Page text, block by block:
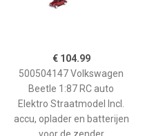
€ 104.99
500504147 Volkswagen
Beetle 1:87 RC auto
Elektro Straatmodel Incl.
accu, oplader en batterijen
voor de zender